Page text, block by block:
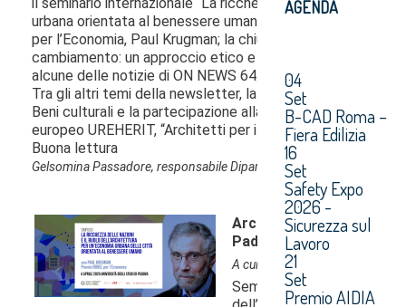
AGENDA
04
Set
B-CAD Roma –
Fiera Edilizia
16
Set
Safety Expo
2026 -
Sicurezza sul
Lavoro
21
Set
Premio AIDIA